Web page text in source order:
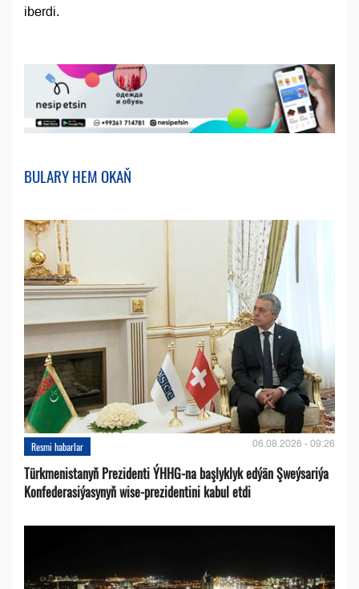
iberdi.
BULARY HEM OKAŇ
Resmi habarlar 06.08.2026 - 09:26
Türkmenistanyň Prezidenti ÝHHG-na başlyklyk edýän Şweýsariýa
Konfederasiýasynyň wise-prezidentini kabul etdi